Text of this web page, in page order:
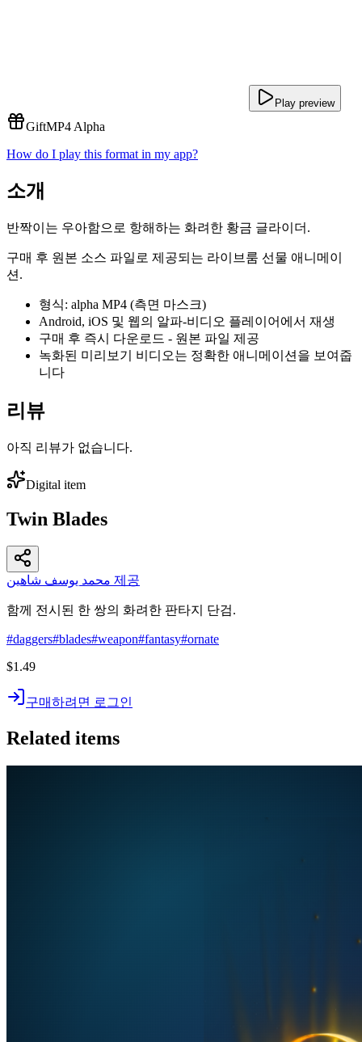
Play preview
GiftMP4 Alpha
How do I play this format in my app?
소개
반짝이는 우아함으로 항해하는 화려한 황금 글라이더.
구매 후 원본 소스 파일로 제공되는 라이브룸 선물 애니메이
션.
형식: alpha MP4 (측면 마스크)
Android, iOS 및 웹의 알파-비디오 플레이어에서 재생
구매 후 즉시 다운로드 - 원본 파일 제공
녹화된 미리보기 비디오는 정확한 애니메이션을 보여줍
니다
리뷰
아직 리뷰가 없습니다.
Digital item
Twin Blades
محمد يوسف شاهين 제공
함께 전시된 한 쌍의 화려한 판타지 단검.
#daggers#blades#weapon#fantasy#ornate
$1.49
구매하려면 로그인
Related items